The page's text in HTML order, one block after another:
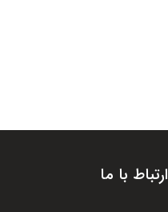
ارتباط با ما